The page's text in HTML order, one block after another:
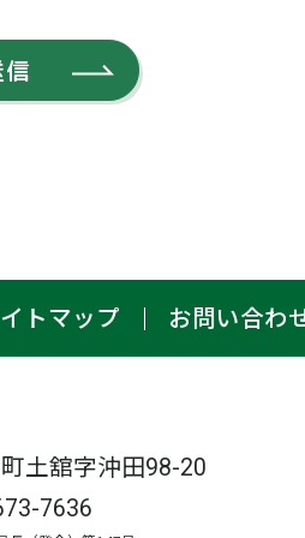
トマップ お問い合わ
土舘字沖田98-20
7636